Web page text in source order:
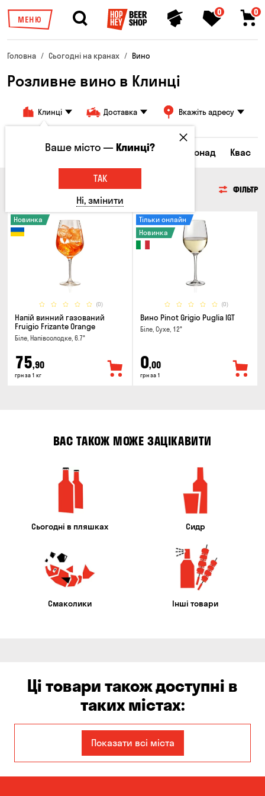
МЕНЮ
0 0
Головна Сьогодні на кранах Вино
Розливне вино в Клинці
Клинці Доставка Вкажіть адресу
Всі товари Пиво Сидр Вино Лимонад Квас
ФІЛЬТР
(0)
Новинка
Напій винний газований
Fruigio Frizante Orange
Біле, Напівсолодке, 6.7°
75,90
грн за 1 кг
(0)
Тільки онлайн
Новинка
Вино Pinot Grigio Puglia IGT
Біле, Сухе, 12°
0,00
грн за 1
ВАС ТАКОЖ МОЖЕ ЗАЦІКАВИТИ
Сьогодні в пляшках Сидр
Смаколики Інші товари
Ці товари також доступні в
таких містах:
Авангард
Вільне Гнідин
Показати всі міста
Ваше місто —Клинці?
ТАК
Ні, змінити